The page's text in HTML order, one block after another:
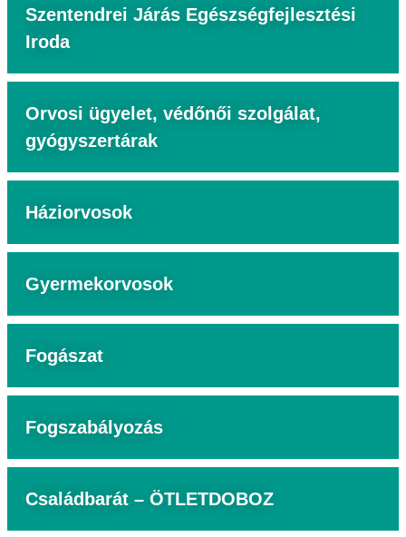
Szentendrei Járás Egészségfejlesztési
Iroda
Orvosi ügyelet, védőnői szolgálat,
gyógyszertárak
Háziorvosok
Gyermekorvosok
Fogászat
Fogszabályozás
Családbarát – ÖTLETDOBOZ